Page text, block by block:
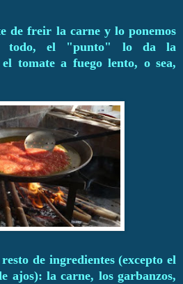
de freir la carne y lo ponemos
todo, el "punto" lo da la
tomate a fuego lento, o sea,
de ingredientes (excepto el
ajos): la carne, los garbanzos,